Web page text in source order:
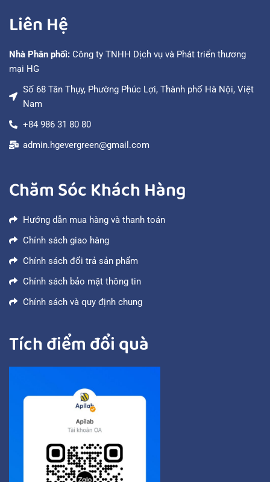
Liên Hệ
Nhà Phân phối: Công ty TNHH Dịch vụ và Phát triển thương
mại HG
Số 68 Tân Thụy, Phường Phúc Lợi, Thành phố Hà Nội, Việt
Nam
+84 986 31 80 80
admin.hgevergreen@gmail.com
Chăm Sóc Khách Hàng
Hướng dẫn mua hàng và thanh toán
Chính sách giao hàng
Chính sách đổi trả sản phẩm
Chính sách bảo mật thông tin
Chính sách và quy định chung
Tích điểm đổi quà